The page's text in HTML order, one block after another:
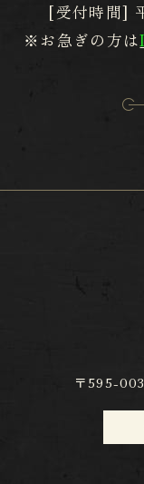
[受付時間]
※お急ぎの方は
〒595-